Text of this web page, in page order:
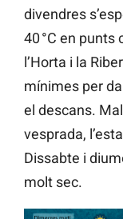
divendres
40 °C en punts
l’Horta i la
mínimes per
el descans.
vesprada,
Dissabte i
molt sec.